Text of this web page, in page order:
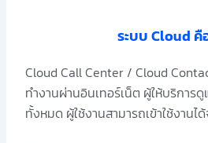
ระบบ Cloud คื
Cloud Call Center / Cloud
ทำงานผ่านอินเทอร์เน็ต ผู้ให้บริการ
ทั้งหมด ผู้ใช้งานสามารถเข้าใช้งานไ